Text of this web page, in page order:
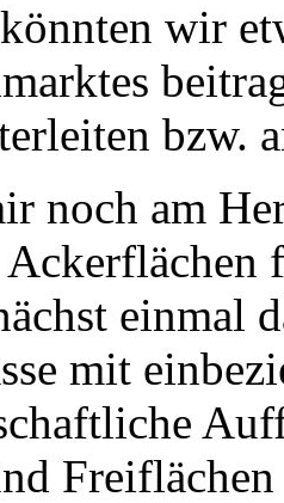
wir
bzw.
noch am
einmal
mit